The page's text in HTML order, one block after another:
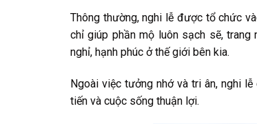
Thông thường, nghi lễ được tổ chức
chỉ giúp phần mộ luôn sạch sẽ,
nghỉ, hạnh phúc ở thế giới bên kia.
Ngoài việc tưởng nhớ và tri ân, nghi
tiến và cuộc sống thuận lợi.